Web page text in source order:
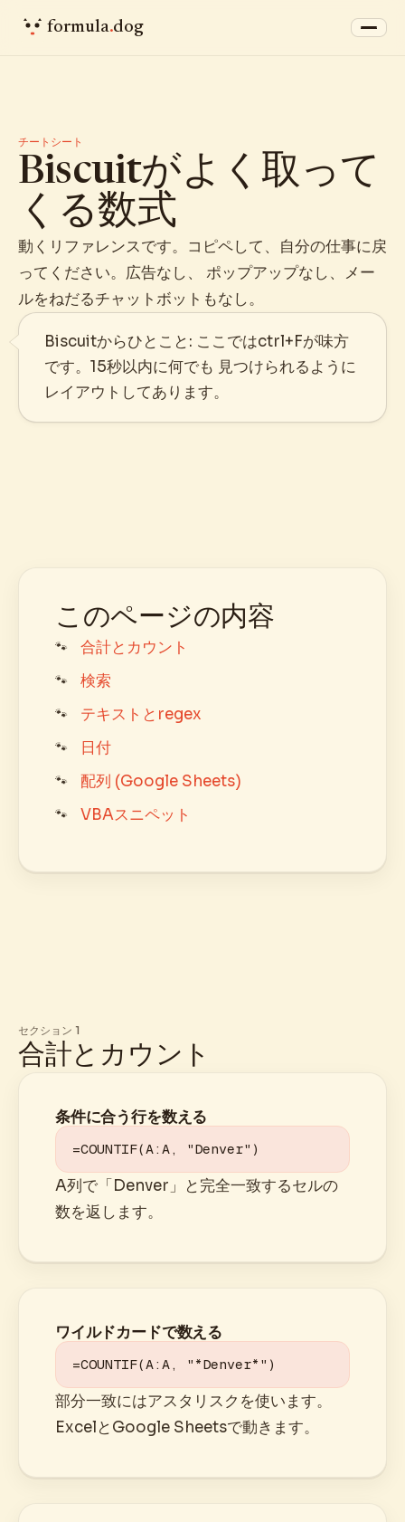
formula.dog
チートシート
Biscuitがよく取って
くる数式
動くリファレンスです。コピペして、自分の仕事に戻
ってください。広告なし、 ポップアップなし、メー
ルをねだるチャットボットもなし。
Biscuitからひとこと: ここではctrl+Fが味方
です。15秒以内に何でも 見つけられるように
レイアウトしてあります。
このページの内容
合計とカウント
検索
テキストとregex
日付
配列 (Google Sheets)
VBAスニペット
セクション 1
合計とカウント
条件に合う行を数える
=COUNTIF(A:A, "Denver")
A列で「Denver」と完全一致するセルの
数を返します。
ワイルドカードで数える
=COUNTIF(A:A, "*Denver*")
部分一致にはアスタリスクを使います。
ExcelとGoogle Sheetsで動きます。